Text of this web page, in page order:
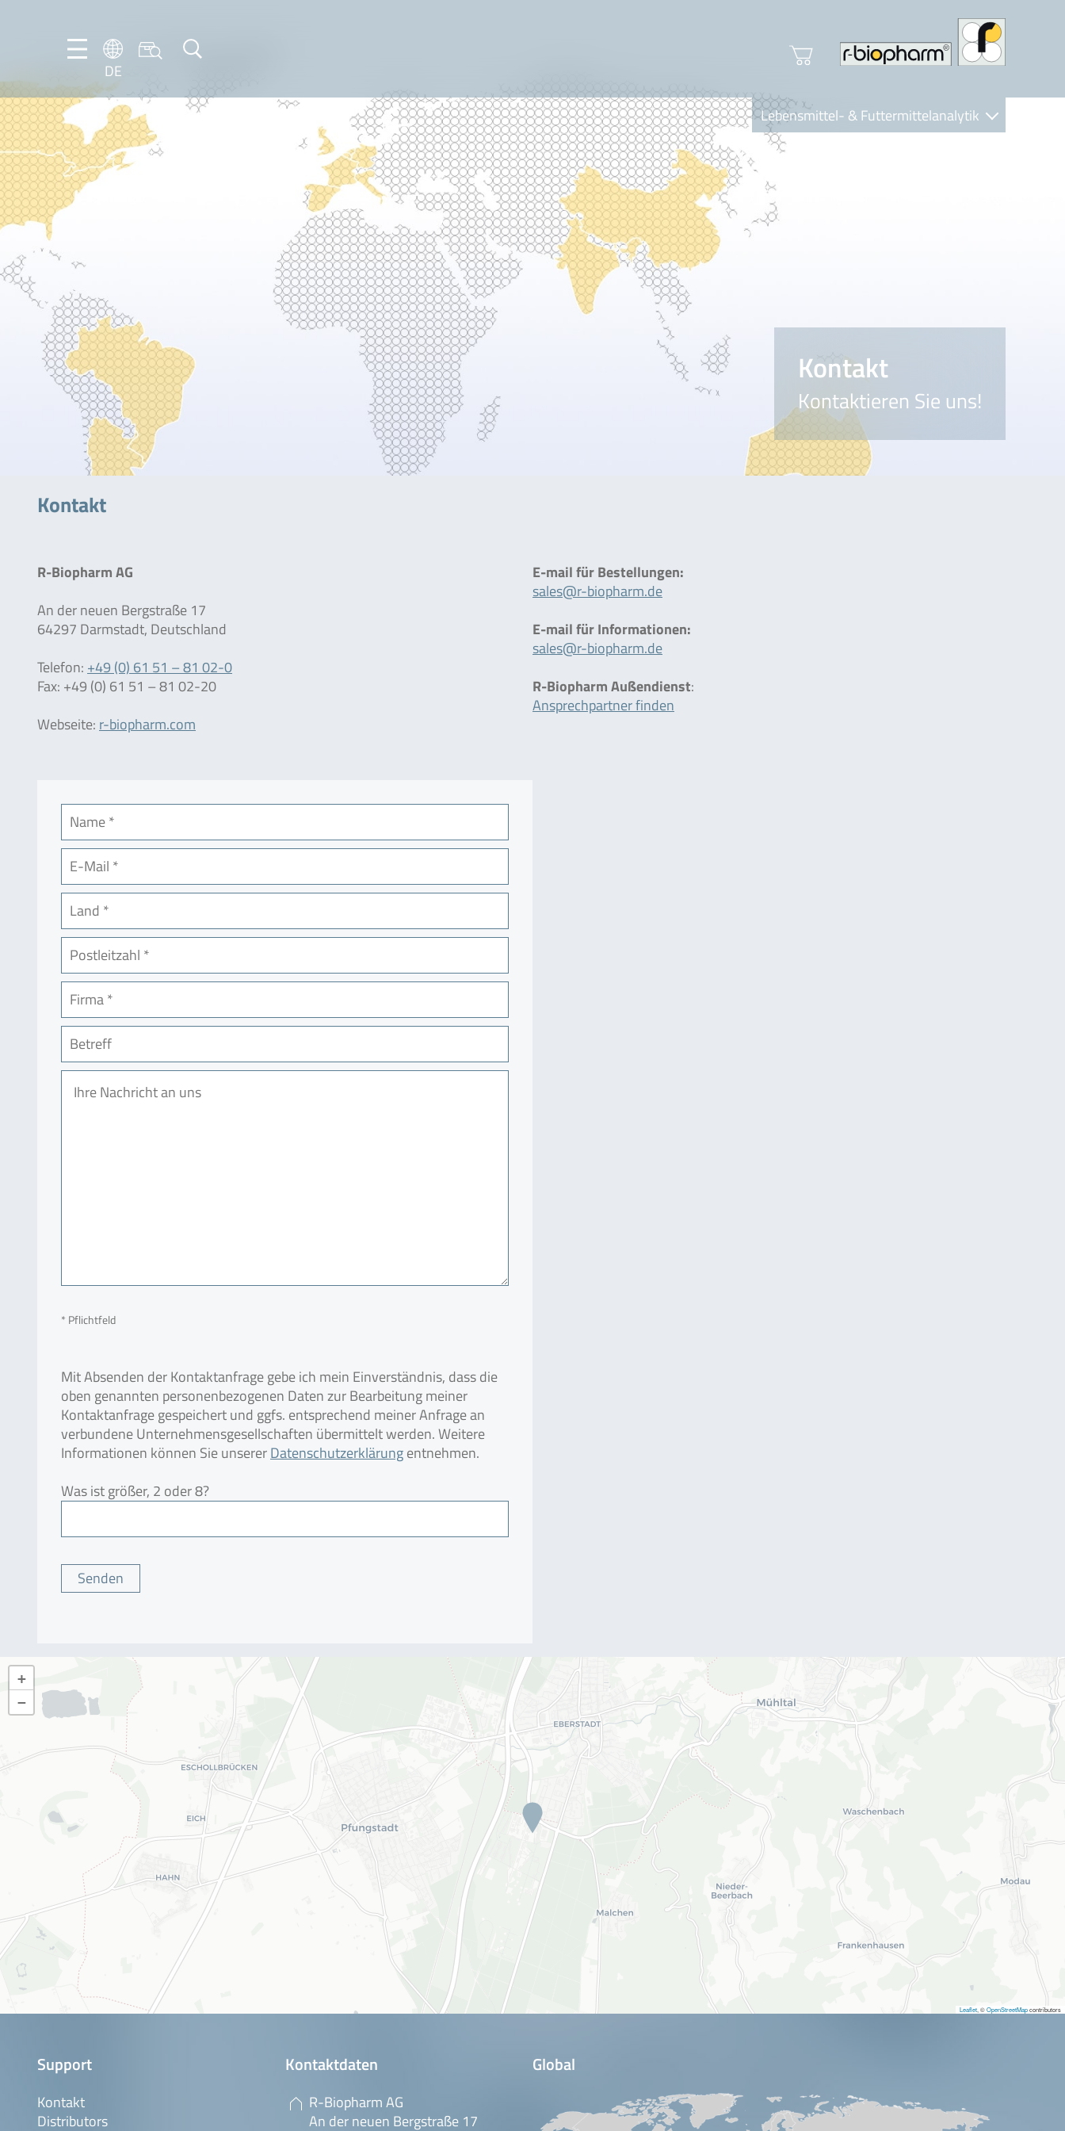
DE
DE
EN
FR
Lebensmittel- & Futtermittelanalytik
Clinical Diagnostics
R-Biopharm AG
Nutrition Care
Kontakt
Kontaktieren Sie uns!
Kontakt
R-Biopharm AG
An der neuen Bergstraße 17
64297 Darmstadt, Deutschland
Telefon: +49 (0) 61 51 – 81 02-0
Fax: +49 (0) 61 51 – 81 02-20
Webseite: r-biopharm.com
E-mail für Bestellungen:
sales@r-biopharm.de
E-mail für Informationen:
sales@r-biopharm.de
R-Biopharm Außendienst:
Ansprechpartner finden
* Pflichtfeld
Mit Absenden der Kontaktanfrage gebe ich mein Einverständnis, dass die
oben genannten personenbezogenen Daten zur Bearbeitung meiner
Kontaktanfrage gespeichert und ggfs. entsprechend meiner Anfrage an
verbundene Unternehmensgesellschaften übermittelt werden. Weitere
Informationen können Sie unsererDatenschutzerklärungentnehmen.
Was ist größer, 2 oder 8?
Please leave this field empty.
+
−
Leaflet , ©OpenStreetMapcontributors
Support
Kontakt
Distributors
Kontaktdaten
R-Biopharm AG
An der neuen Bergstraße 17
Global